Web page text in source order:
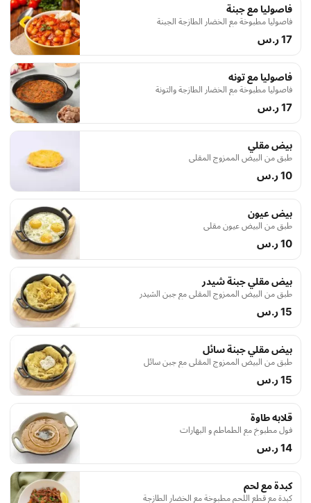
فاصوليا مع جبنة
فاصوليا مطبوخة مع الخضار الطازجة الجبنة
17 ر.س
فاصوليا مع تونه
فاصوليا مطبوخة مع الخضار الطازجة والتونة
17 ر.س
بيض مقلي
طبق من البيض الممزوج المقلي
10 ر.س
بيض عيون
طبق من البيض عيون مقلي
10 ر.س
بيض مقلي جبنة شيدر
طبق من البيض الممزوج المقلي مع جبن الشيدر
15 ر.س
بيض مقلي جبنة سائل
طبق من البيض الممزوج المقلي مع جبن سائل
15 ر.س
قلابه طاوة
فول مطبوخ مع الطماطم و البهارات
14 ر.س
كبدة مع لحم
كبدة مع قطع اللحم مطبوخة مع الخضار الطازجة